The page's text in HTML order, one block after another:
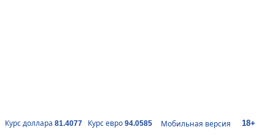
Курс доллара 81.4077 Курс евро 94.0585 Мобильная версия 18+